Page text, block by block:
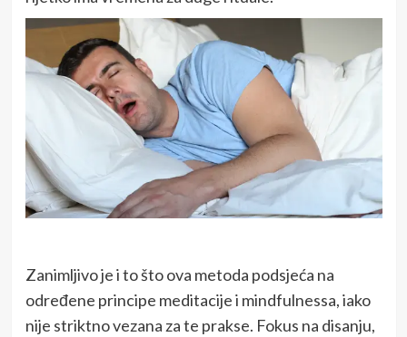
Zanimljivo je i to što ova metoda podsjeća na
određene principe meditacije i mindfulnessa, iako
nije striktno vezana za te prakse. Fokus na disanju,